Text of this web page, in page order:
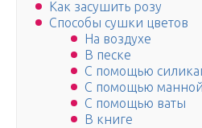
Как засушить розу
Способы сушки цветов
На воздухе
В песке
С помощью
С помощью
С помощью ваты
В книге